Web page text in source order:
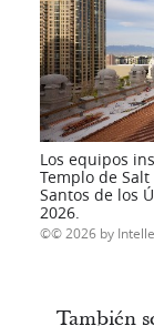
Los equipos
Templo de
Santos de los
2026.
© 2026 by
También